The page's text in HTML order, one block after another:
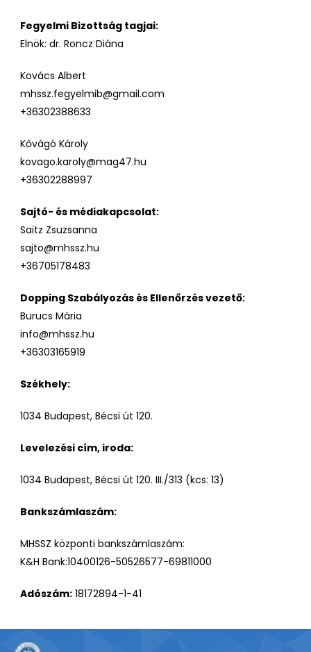
Fegyelmi Bizottság tagjai:
Elnök: dr. Roncz Diána
Kovács Albert
mhssz.fegyelmib@gmail.com
+36302388633
Kővágó Károly
kovago.karoly@mag47.hu
+36302288997
Sajtó- és médiakapcsolat:
Saitz Zsuzsanna
sajto@mhssz.hu
+36705178483
Dopping Szabályozás és Ellenőrzés vezető:
Burucs Mária
info@mhssz.hu
+36303165919
Székhely:
1034 Budapest, Bécsi út 120.
Levelezési cím, iroda:
1034 Budapest, Bécsi út 120. III./313 (kcs: 13)
Bankszámlaszám:
MHSSZ központi bankszámlaszám:
K&H Bank:10400126-50526577-69811000
Adószám:18172894-1-41